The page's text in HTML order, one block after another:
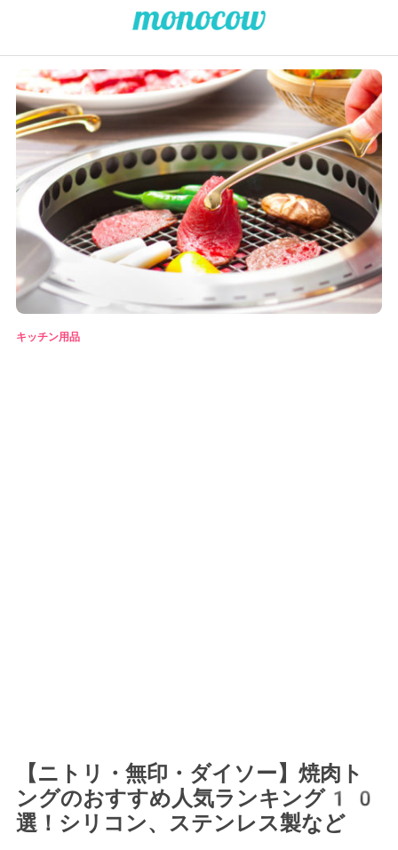
キッチン用品
【ニトリ・無印・ダイソー】焼肉ト
ングのおすすめ人気ランキング10
選！シリコン、ステンレス製など